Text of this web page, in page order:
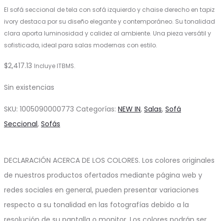
El sofá seccional de tela con sofá izquierdo y chaise derecho en tapiz
ivory destaca por su diseño elegante y contemporáneo. Su tonalidad
clara aporta luminosidad y calidez al ambiente. Una pieza versátil y
sofisticada, ideal para salas modernas con estilo.
$2,417.13 Incluye ITBMS.
Sin existencias
SKU: 1005090000773 Categorías: NEW IN, Salas, Sofá
Seccional, Sofás
DECLARACIÓN ACERCA DE LOS COLORES. Los colores originales
de nuestros productos ofertados mediante página web y
redes sociales en general, pueden presentar variaciones
respecto a su tonalidad en las fotografías debido a la